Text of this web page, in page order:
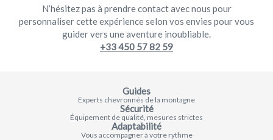
N’hésitez pas à prendre contact avec nous pour
personnaliser cette expérience selon vos envies pour vous
guider vers une aventure inoubliable.
+33 450 57 82 59
Guides
Experts chevronnés de la montagne
Sécurité
Équipement de qualité, mesures strictes
Adaptabilité
Vous accompagner à votre rythme